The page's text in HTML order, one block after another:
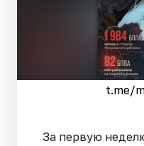
t.me/
За первую